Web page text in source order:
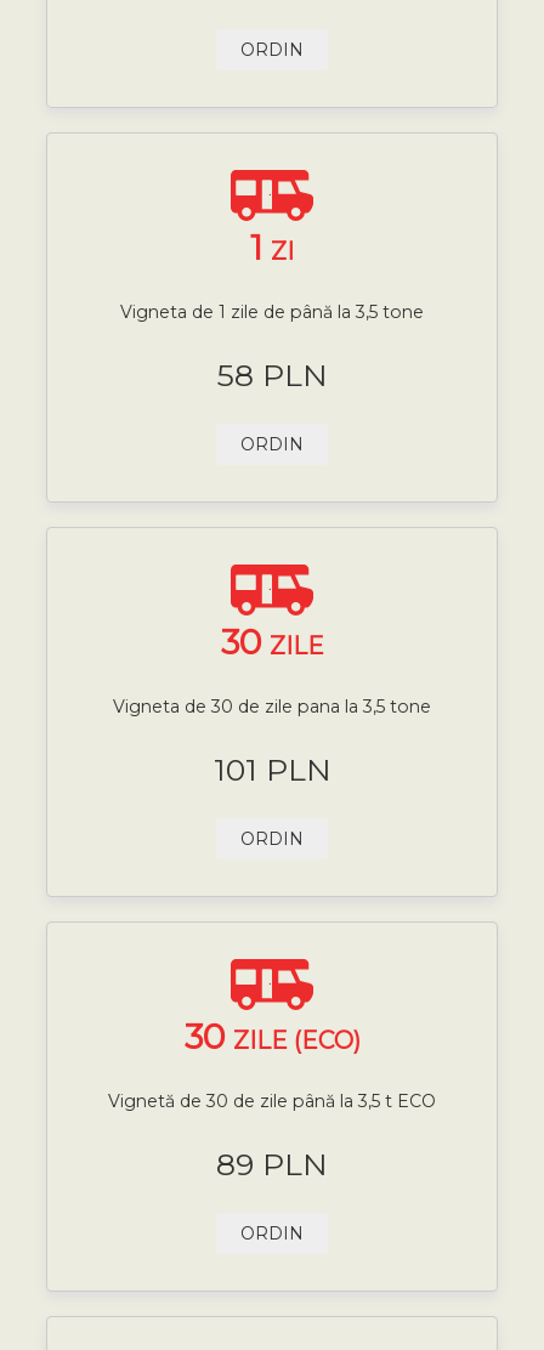
ORDIN
1 ZI
Vigneta de 1 zile de până la 3,5 tone
58 PLN
ORDIN
30 ZILE
Vigneta de 30 de zile pana la 3,5 tone
101 PLN
ORDIN
30 ZILE (ECO)
Vignetă de 30 de zile până la 3,5 t ECO
89 PLN
ORDIN